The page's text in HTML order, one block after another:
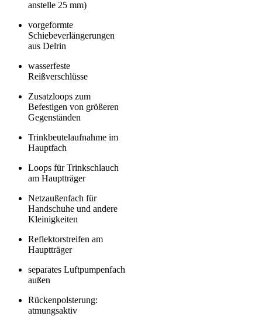
anstelle 25 mm)
vorgeformte
Schiebeverlängerungen
aus Delrin
wasserfeste
Reißverschlüsse
Zusatzloops zum
Befestigen von größeren
Gegenständen
Trinkbeutelaufnahme im
Hauptfach
Loops für Trinkschlauch
am Hauptträger
Netzaußenfach für
Handschuhe und andere
Kleinigkeiten
Reflektorstreifen am
Hauptträger
separates Luftpumpenfach
außen
Rückenpolsterung:
atmungsaktiv